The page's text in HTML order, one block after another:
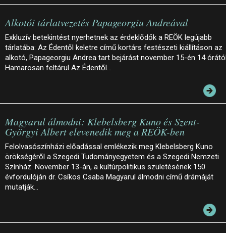
Alkotói tárlatvezetés Papageorgiu Andreával
Exkluzív betekintést nyerhetnek az érdeklődők a REÖK legújabb
tárlatába: Az Édentől keletre című kortárs festészeti kiállításon az
alkotó, Papageorgiu Andrea tart bejárást november 15-én 14
Hamarosan feltárul Az Édentől…
Magyarul álmodni: Klebelsberg Kuno és Szent-
Györgyi Albert elevenedik meg a REÖK-ben
Felolvasószínházi előadással emlékezik meg Klebelsberg Kuno
örökségéről a Szegedi Tudományegyetem és a Szegedi Nemzeti
Színház. November 13-án, a kultúrpolitikus születésének 150.
évfordulóján dr. Csíkos Csaba Magyarul álmodni című drámáját
mutatják…